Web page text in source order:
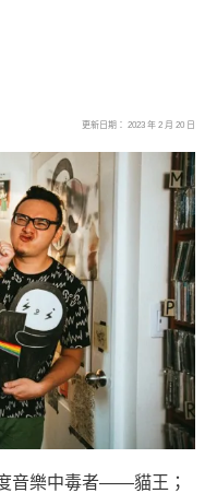
更新日期： 2023 年 2 月 20 日
音樂中毒者——貓王；